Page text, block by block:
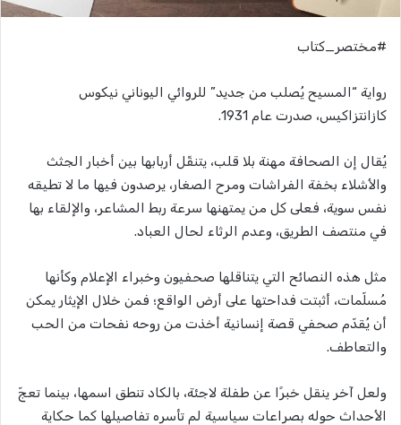
#مختصر_كتاب
رواية “المسيح يُصلب من جديد” للروائي اليوناني نيكوس
كازانتزاكيس، صدرت عام 1931.
يُقال إن الصحافة مهنة بلا قلب، يتنقّل أربابها بين أخبار الجثث
والأشلاء بخفة الفراشات ومرح الصغار، يرصدون فيها ما لا تطيقه
نفس سوية، فعلى كل من يمتهنها سرعة ربط المشاعر، والإلقاء بها
في منتصف الطريق، وعدم الرثاء لحال العباد.
مثل هذه النصائح التي يتناقلها صحفيون وخبراء الإعلام وكأنها
مُسلّمات، أثبتت فداحتها على أرض الواقع؛ فمن خلال الإيثار يمكن
أن يُقدّم صحفي قصة إنسانية أخذت من روحه نفحات من الحب
والتعاطف.
ولعل آخر ينقل خبرًا عن طفلة لاجئة، بالكاد تنطق اسمها، بينما تعجّ
الأحداث حوله بصراعات سياسية لم تأسره تفاصيلها كما حكاية